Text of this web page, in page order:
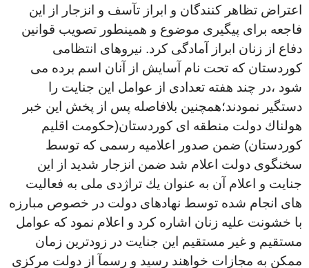
اعتراض تظاهر كنندگان و ابراز تآسف و انزجار از اين
فاجعه براى پيگيرى موضوع و همينطور تصويب قوانين
دفاع از زنان ابراز آمادگى كرد. نيروهاى انتظامى
كوردستان كه تحت نام آسايش از آنان اسم برده مى
شود ،در چند هفته تعدادى از عوامل اين جنايت را
دستگير نمودند؛همچنين بلافاصله پس از پخش اين خبر
هولناك دولت منطقه اى كوردستان(حكومت اقليم
كوردستان) ضمن صدور اعلاميه رسمى كه توسط
سخنگوى دولت اعلام شد ضمن انزجار شديد از اين
جنايت و اعلام آن به عنوان يك تراژدى ملى به فعاليت
هاى انجام شده توسط نهادهاى دولت در خصوص مبارزه
با خشونت عليه زنان اشاره كرد و اعلام نمود كه عوامل
مستقيم و غير مستقيم اين جنايت در زودترين زمان
ممكن به مجازات خواهند رسيد و رسمآ از دولت مركزى